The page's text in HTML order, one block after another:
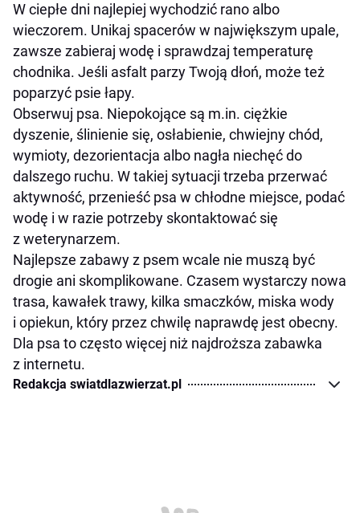
W ciepłe dni najlepiej wychodzić rano albo
wieczorem. Unikaj spacerów w największym upale,
zawsze zabieraj wodę i sprawdzaj temperaturę
chodnika. Jeśli asfalt parzy Twoją dłoń, może też
poparzyć psie łapy.
Obserwuj psa. Niepokojące są m.in. ciężkie
dyszenie, ślinienie się, osłabienie, chwiejny chód,
wymioty, dezorientacja albo nagła niechęć do
dalszego ruchu. W takiej sytuacji trzeba przerwać
aktywność, przenieść psa w chłodne miejsce, podać
wodę i w razie potrzeby skontaktować się
z weterynarzem.
Najlepsze zabawy z psem wcale nie muszą być
drogie ani skomplikowane. Czasem wystarczy nowa
trasa, kawałek trawy, kilka smaczków, miska wody
i opiekun, który przez chwilę naprawdę jest obecny.
Dla psa to często więcej niż najdroższa zabawka
z internetu.
Redakcja swiatdlazwierzat.pl